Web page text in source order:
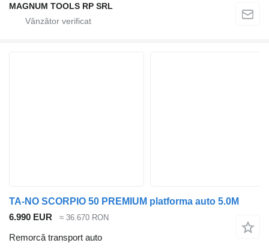
MAGNUM TOOLS RP SRL
TA-NO SCORPIO 50 PREMIUM platforma auto 5.0M
6.990 EUR
≈ 36.670 RON
Remorcă transport auto